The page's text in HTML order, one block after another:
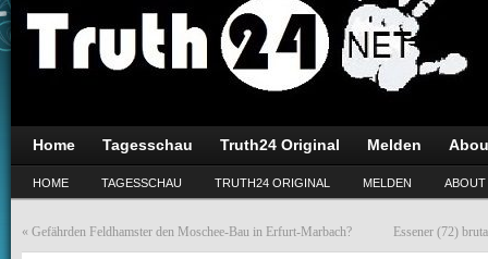
Home Tagesschau Truth24 Original Melden
HOME TAGESSCHAU TRUTH24 ORIGINAL MELDEN ABOUT
« Gefährden Feldhamster den Moschee-Bau in Erfurt-Marbach? Essener (72)